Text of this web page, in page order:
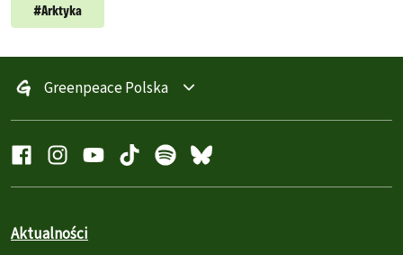
#Arktyka
Greenpeace Polska
Aktualności